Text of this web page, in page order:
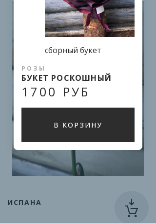
ИСПАНА
сборный букет
РОЗЫ
БУКЕТ РОСКОШНЫЙ
1700 РУБ
В КОРЗИНУ